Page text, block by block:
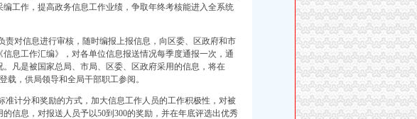
工作，提高政务信息工作业绩，争取年终考核能进入全系统
对信息进行审核，随时编报上报信息，向区委、区政府和市
息工作汇编》，对各单位信息报送情况每季度通报一次，通
凡是被国家总局、市局、区委、区政府采用的信息，将在
载，供局领导和全局干部职工参阅。
计分和奖励的方式，加大信息工作人员的工作积极性，对被
信息，对报送人员予以50到300的奖励，并在年底评选出优秀